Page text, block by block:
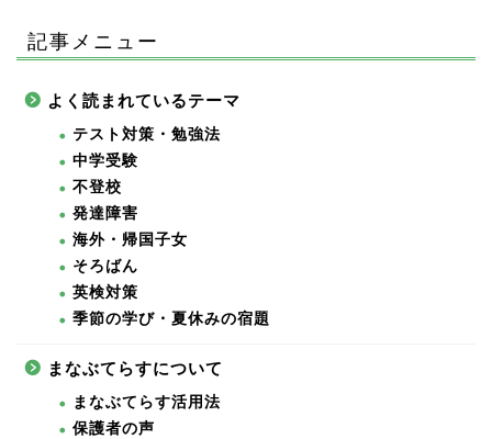
記事メニュー
よく読まれているテーマ
テスト対策・勉強法
中学受験
不登校
発達障害
海外・帰国子女
そろばん
英検対策
季節の学び・夏休みの宿題
まなぶてらすについて
まなぶてらす活用法
保護者の声